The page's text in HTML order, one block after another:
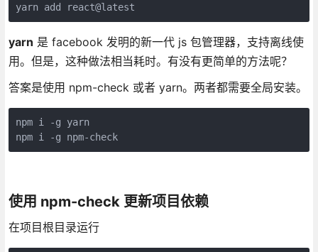
yarn add react@latest
yarn 是 facebook 发明的新一代 js 包管理器，支持离线使
用。但是，这种做法相当耗时。有没有更简单的方法呢？
答案是使用 npm-check 或者 yarn。两者都需要全局安装。
npm i -g yarn
npm i -g npm-check
使用 npm-check 更新项目依赖
在项目根目录运行